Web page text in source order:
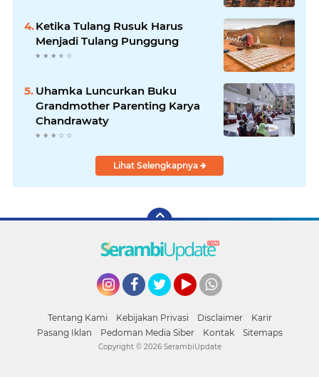
Ketika Tulang Rusuk Harus
Menjadi Tulang Punggung
Uhamka Luncurkan Buku
Grandmother Parenting Karya
Chandrawaty
Lihat Selengkapnya
Tentang Kami Kebijakan Privasi Disclaimer
Karir
Pasang Iklan
Pedoman Media Siber Kontak Sitemaps
Copyright © 2026 SerambiUpdate